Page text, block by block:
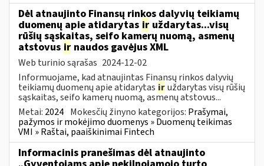
Dėl atnaujinto Finansų rinkos dalyvių teikiamų
duomenų apie atidarytas ir uždarytas...visų
rūšių sąskaitas, seifo kamerų nuomą, asmenų
atstovus ir naudos gavėjus XML
Web turinio sąrašas 2024-12-02
Informuojame, kad atnaujintas Finansų rinkos dalyvių
teikiamų duomenų apie atidarytas iruždarytas visų rūšių
sąskaitas, seifo kamerų nuomą, asmenų atstovus...
Metai: 2024 Mokesčių žinyno kategorijos: Prašymai,
pažymos ir mokėjimo duomenys » Duomenų teikimas
VMI » Raštai, paaiškinimai Fintech
Informacinis pranešimas dėl atnaujinto